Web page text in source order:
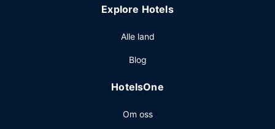
Explore Hotels
Alle land
Blog
HotelsOne
Om oss